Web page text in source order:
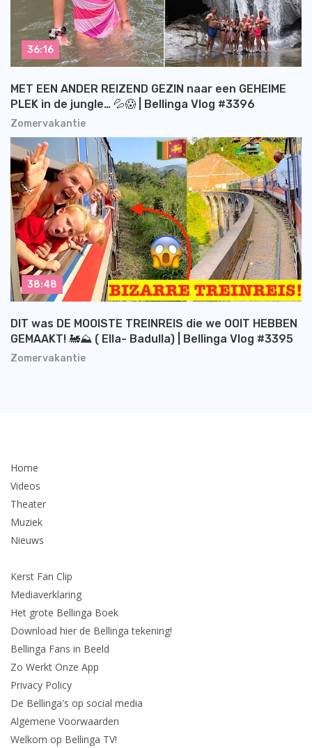
Zomervakantie
MET EEN ANDER REIZEND GEZIN naar een GEHEIME
PLEK in de jungle… 💦😱 | Bellinga Vlog #3396
36:16
Zomervakantie
DIT was DE MOOISTE TREINREIS die we OOIT HEBBEN
GEMAAKT! 🚂⛰️ ( Ella- Badulla) | Bellinga Vlog #3395
38:48
Home
Videos
Theater
Muziek
Nieuws
Kerst Fan Clip
Mediaverklaring
Het grote Bellinga Boek
Download hier de Bellinga tekening!
Bellinga Fans in Beeld
Zo Werkt Onze App
Privacy Policy
De Bellinga's op social media
Algemene Voorwaarden
Welkom op Bellinga TV!